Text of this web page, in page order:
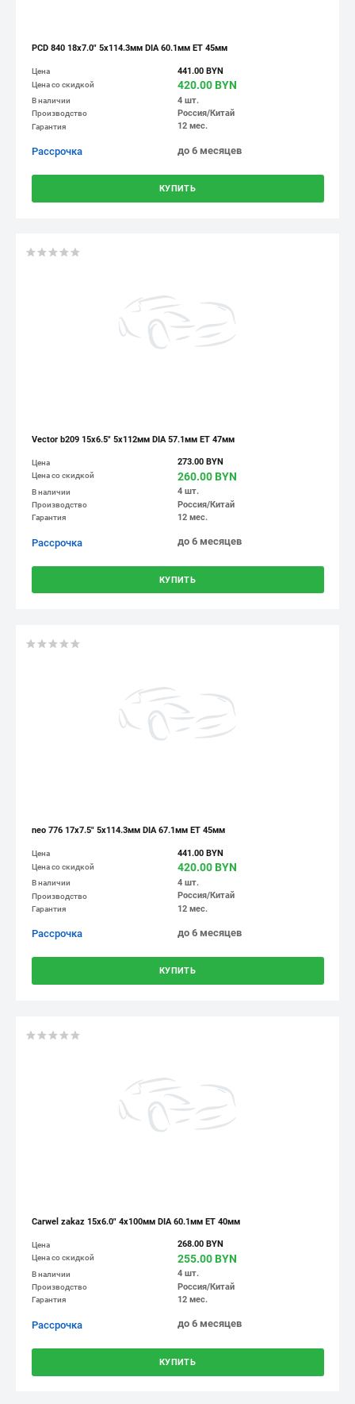
PCD 840 18x7.0" 5x114.3мм DIA 60.1мм ET 45мм
Цена 441.00 BYN
Цена со скидкой 420.00 BYN
В наличии 4 шт.
Производство Россия/Китай
Гарантия 12 мес.
Рассрочка до 6 месяцев
КУПИТЬ
Vector b209 15x6.5" 5x112мм DIA 57.1мм ET 47мм
Цена 273.00 BYN
Цена со скидкой 260.00 BYN
В наличии 4 шт.
Производство Россия/Китай
Гарантия 12 мес.
Рассрочка до 6 месяцев
КУПИТЬ
neo 776 17x7.5" 5x114.3мм DIA 67.1мм ET 45мм
Цена 441.00 BYN
Цена со скидкой 420.00 BYN
В наличии 4 шт.
Производство Россия/Китай
Гарантия 12 мес.
Рассрочка до 6 месяцев
КУПИТЬ
Carwel zakaz 15x6.0" 4x100мм DIA 60.1мм ET 40мм
Цена 268.00 BYN
Цена со скидкой 255.00 BYN
В наличии 4 шт.
Производство Россия/Китай
Гарантия 12 мес.
Рассрочка до 6 месяцев
КУПИТЬ